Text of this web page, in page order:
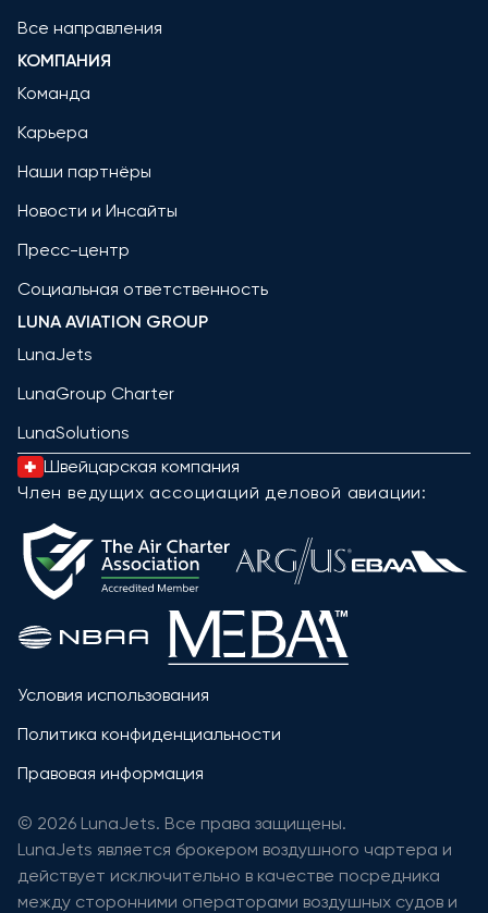
Все направления
КОМПАНИЯ
Команда
Карьера
Наши партнёры
Новости и Инсайты
Пресс-центр
Социальная ответственность
LUNA AVIATION GROUP
LunaJets
LunaGroup Charter
LunaSolutions
Швейцарская компания
Член ведущих ассоциаций деловой авиации:
Условия использования
Политика конфиденциальности
Правовая информация
© 2026 LunaJets. Все права защищены.
LunaJets является брокером воздушного чартера и
действует исключительно в качестве посредника
между сторонними операторами воздушных судов и